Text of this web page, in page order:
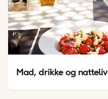
Mad, drikke og natteliv